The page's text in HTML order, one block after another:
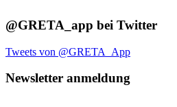
@GRETA_app bei Twitter
Tweets von @GRETA_App
Newsletter anmeldung